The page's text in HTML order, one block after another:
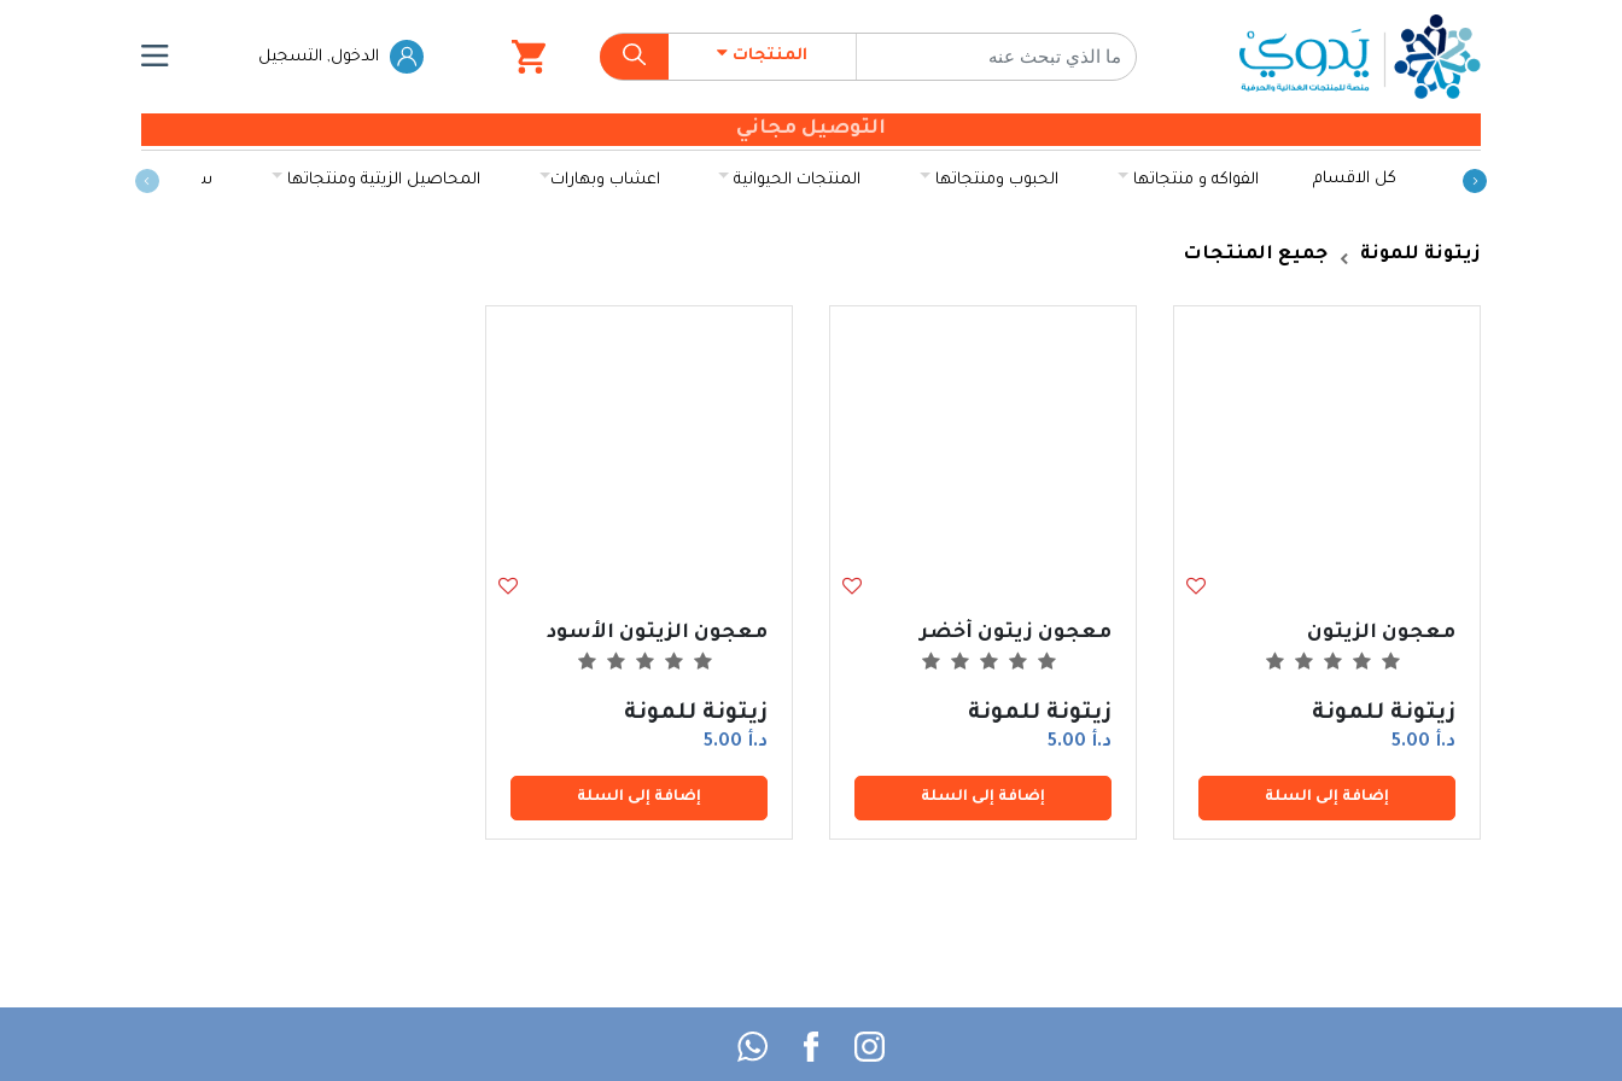
المنتجات الدخول, التسجيل
التوصيل مجاني
كل الاقسام الفواكه و منتجاتها الحبوب ومنتجاتها المنتجات الحيوانية اعشاب وبهارات المحاصيل الزيتية ومنتجاتها سكريات
زيتونة للمونة جميع المنتجات
معجون الزيتون
زيتونة للمونة
د.أ 5.00
إضافة إلى السلة
معجون زيتون أخضر
زيتونة للمونة
د.أ 5.00
إضافة إلى السلة
معجون الزيتون الأسود
زيتونة للمونة
د.أ 5.00
إضافة إلى السلة